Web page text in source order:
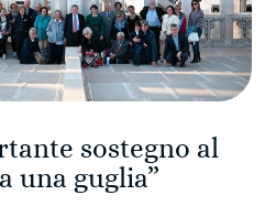
sostegno al
una guglia”